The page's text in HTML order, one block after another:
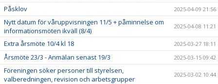
Påsklov 2025-04-09 21:56
Nytt datum för våruppvisningen 11/5 + påminnelse om
informationsmöten ikväll (8/4)
2025-04-08 11:21
Extra årsmöte 10/4 kl 18 2025-03-27 18:11
Årsmöte 23/3 - Anmälan senast 19/3 2025-03-15 09:42
Föreningen söker personer till styrelsen,
valberedningen, revision och arbetsgrupper
2025-03-02 10:44